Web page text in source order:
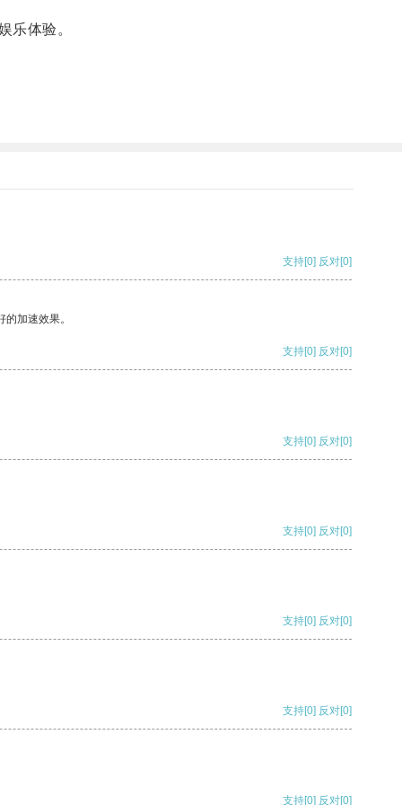
乐体验。
支持[0] 反对[0]
加速效果。
支持[0] 反对[0]
支持[0] 反对[0]
支持[0] 反对[0]
支持[0] 反对[0]
支持[0] 反对[0]
支持[0] 反对[0]